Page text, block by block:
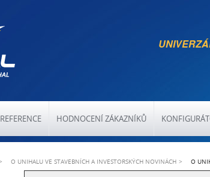
REFERENCE HODNOCENÍ ZÁKAZNÍKŮ
O UNIHALU VE STAVEBNÍCH A INVESTORSKÝCH NOVINÁCH O